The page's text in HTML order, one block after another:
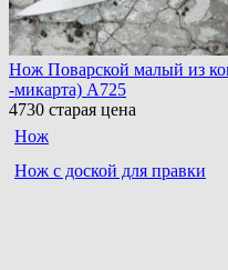
Нож Поварской малый из
-микарта) A725
4730 старая цена
Нож
Нож с доской для правки